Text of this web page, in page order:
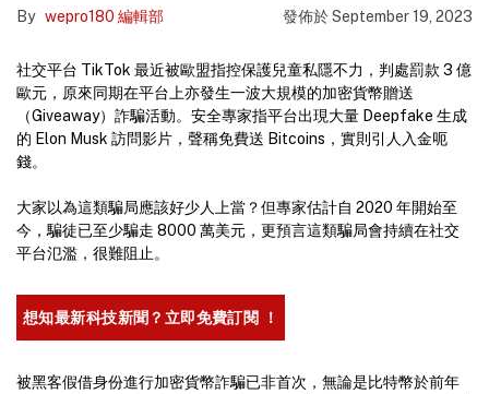
By wepro180 編輯部 發佈於September 19, 2023
社交平台 TikTok 最近被歐盟指控保護兒童私隱不力，判處罰款 3 億
歐元，原來同期在平台上亦發生一波大規模的加密貨幣贈送
（Giveaway）詐騙活動。安全專家指平台出現大量 Deepfake 生成
的 Elon Musk 訪問影片，聲稱免費送 Bitcoins，實則引人入金呃
錢。
大家以為這類騙局應該好少人上當？但專家估計自 2020 年開始至
今，騙徒已至少騙走 8000 萬美元，更預言這類騙局會持續在社交
平台氾濫，很難阻止。
想知最新科技新聞？立即免費訂閱 ！
被黑客假借身份進行加密貨幣詐騙已非首次，無論是比特幣於前年